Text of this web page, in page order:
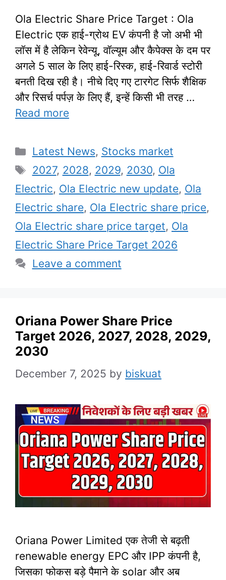
Ola Electric Share Price Target : Ola
Electric एक हाई-ग्रोथ EV कंपनी है जो अभी भी
लॉस में है लेकिन रेवेन्यू, वॉल्यूम और कैपेक्स के दम पर
अगले 5 साल के लिए हाई-रिस्क, हाई-रिवार्ड स्टोरी
बनती दिख रही है। नीचे दिए गए टारगेट सिर्फ शैक्षिक
और रिसर्च पर्पज़ के लिए हैं, इन्हें किसी भी तरह …
Read more
Categories
Latest News, Stocks market
Tags
2027, 2028, 2029, 2030, Ola
Electric, Ola Electric new update, Ola
Electric share, Ola Electric share price,
Ola Electric share price target, Ola
Electric Share Price Target 2026
Leave a comment
Oriana Power Share Price
Target 2026, 2027, 2028, 2029,
2030
December 7, 2025 by biskuat
Oriana Power Limited एक तेजी से बढ़ती
renewable energy EPC और IPP कंपनी है,
जिसका फोकस बड़े पैमाने के solar और अब